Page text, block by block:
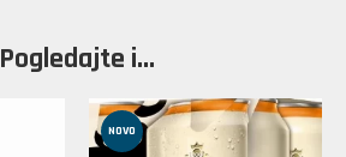
Pogledajte i...
NOVO